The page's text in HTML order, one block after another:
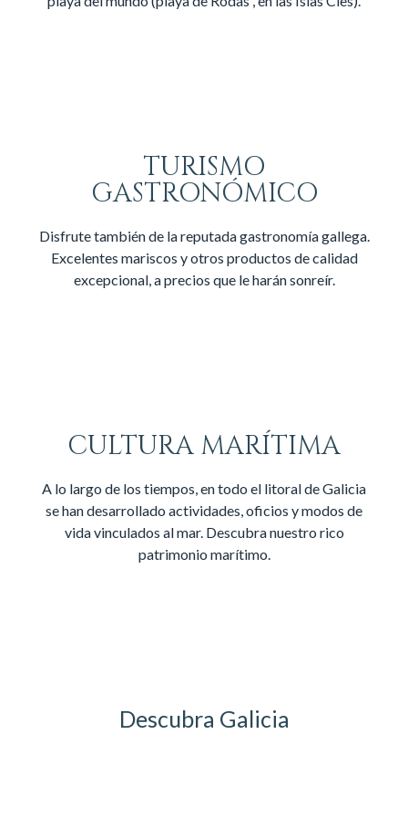
TURISMO
GASTRONÓMICO
Disfrute también de la reputada gastronomía gallega.
Excelentes mariscos y otros productos de calidad
excepcional, a precios que le harán sonreír.
CULTURA MARÍTIMA
A lo largo de los tiempos, en todo el litoral de Galicia
se han desarrollado actividades, oficios y modos de
vida vinculados al mar. Descubra nuestro rico
patrimonio marítimo.
Descubra Galicia